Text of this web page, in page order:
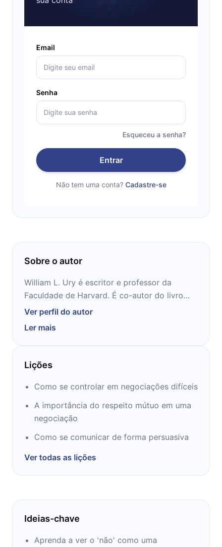
Email
Senha
Esqueceu a senha?
Entrar
Não tem uma conta? Cadastre-se
Sobre o autor
William L. Ury é escritor e professor da
Faculdade de Harvard. É co-autor do livro
Como Chegar ao Sim. Ury foi educado em Le
formou em 1970. Na faculdade, Ury estudou
antropologia, linguística e clássicos. Ury
recebeu seu B.A. de Yale e seu doutorado em
antropologia social de Harvard Em 1979, ele
co-fundou o Harvard Negotiation Project do
Fellow. Em 1981, ajudou a fundar o Programa
de Negociação na Harvard Law School.
Ver perfil do autor
Ler mais
Lições
Como se controlar em negociações difíceis
A importância do respeito mútuo em uma
negociação
Como se comunicar de forma persuasiva
Ver todas as lições
Ideias-chave
Aprenda a ver o 'não' como uma